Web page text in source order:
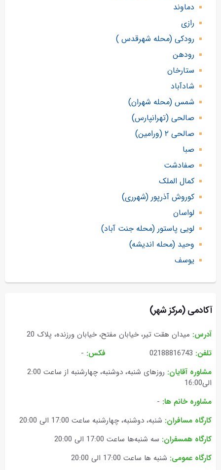
دماوند
رازی
رودکی (محله شهرقدس )
رودهن
ستارخان
شادآباد
شمس (محله شهران)
صالحی (تهرانپارس)
صالحی ۲ (ورامین)
صبا
صفادشت
کمال الملک
کوروش آذرپور (شهرری)
لواسان
لویی پاستور (محله جنت آباد)
وحید (محله اندیشه)
یوسف
آکادمی (مرکز شهر)
آدرس: میدان هقت تیر، خیابان مفتح، خیابان ورزنده، پلاک 20
تلفن: 02188816743 فکس: -
مشاوره آقایان:
روزهای شنبه، دوشنبه،‌ چهارشنبه از ساعت 2:00
الی16:00
مشاوره خانم ها: -
کارگاه مسافران: شنبه، دوشنبه، چهارشنبه ساعت 17:00 الی 20:00
کارگاه همسفران: سه شنبه‌ها ساعت 17:00 الی 20:00
کارگاه عمومی: شنبه ها ساعت 17:00 الی 20:00